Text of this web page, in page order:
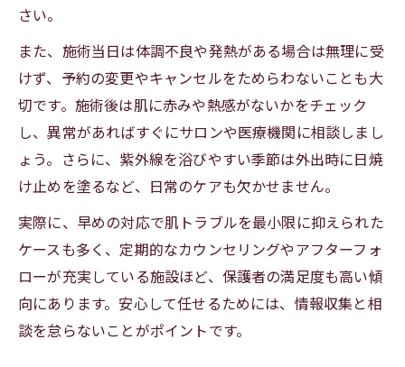
さい。
また、施術当日は体調不良や発熱がある場合は無理に受
けず、予約の変更やキャンセルをためらわないことも大
切です。施術後は肌に赤みや熱感がないかをチェック
し、異常があればすぐにサロンや医療機関に相談しまし
ょう。さらに、紫外線を浴びやすい季節は外出時に日焼
け止めを塗るなど、日常のケアも欠かせません。
実際に、早めの対応で肌トラブルを最小限に抑えられた
ケースも多く、定期的なカウンセリングやアフターフォ
ローが充実している施設ほど、保護者の満足度も高い傾
向にあります。安心して任せるためには、情報収集と相
談を怠らないことがポイントです。